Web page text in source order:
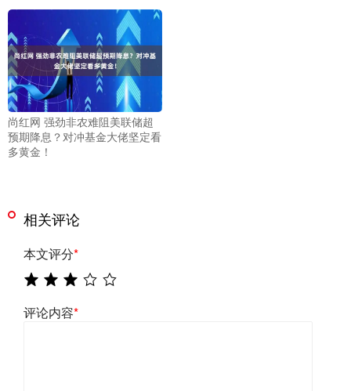
尚红网 强劲非农难阻美联储超
预期降息？对冲基金大佬坚定看
多黄金！
相关评论
本文评分*
评论内容*